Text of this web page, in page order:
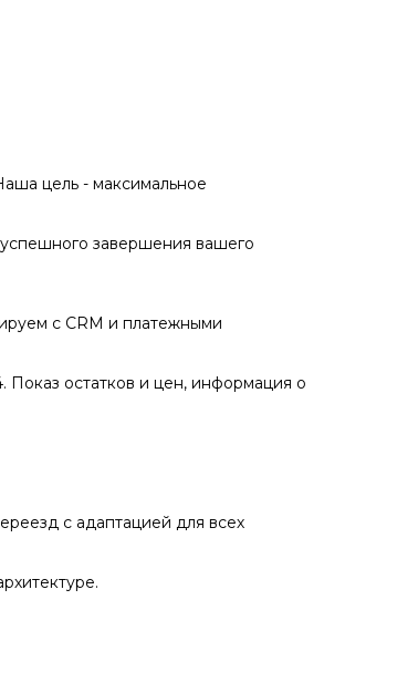
цель - максимальное
завершения вашего
с CRM и платежными
Показ остатков и цен, информация о
с адаптацией для всех